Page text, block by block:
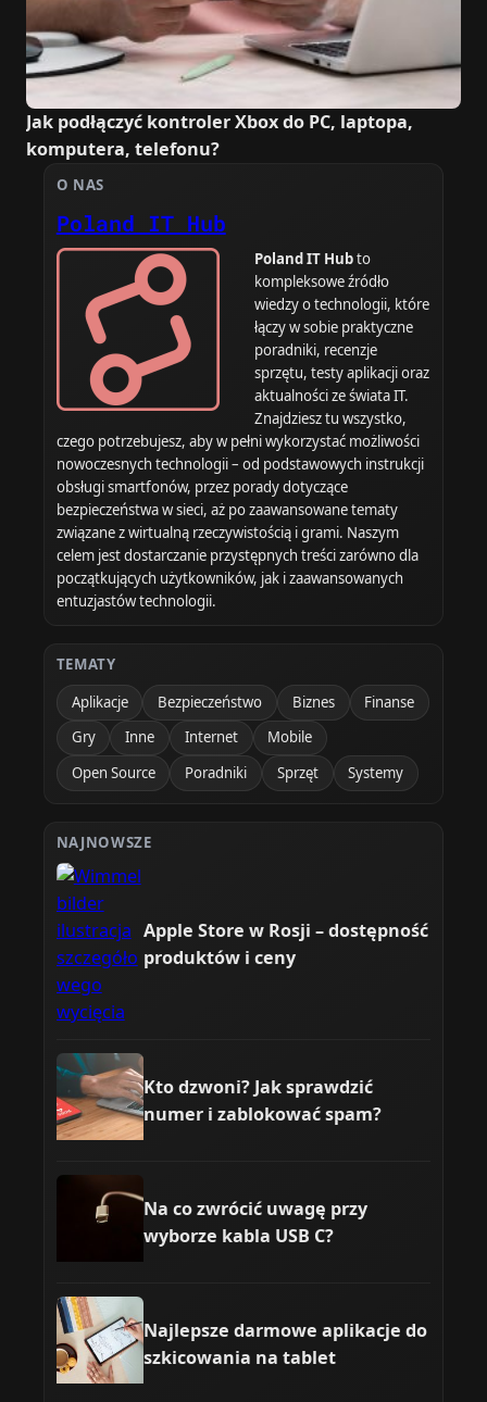
Jak podłączyć kontroler Xbox do PC, laptopa,
komputera, telefonu?
O NAS
Poland IT Hub
Poland IT Hubto
kompleksowe źródło
wiedzy o technologii, które
łączy w sobie praktyczne
poradniki, recenzje
sprzętu, testy aplikacji oraz
aktualności ze świata IT.
Znajdziesz tu wszystko,
czego potrzebujesz, aby w pełni wykorzystać możliwości
nowoczesnych technologii – od podstawowych instrukcji
obsługi smartfonów, przez porady dotyczące
bezpieczeństwa w sieci, aż po zaawansowane tematy
związane z wirtualną rzeczywistością i grami. Naszym
celem jest dostarczanie przystępnych treści zarówno dla
początkujących użytkowników, jak i zaawansowanych
entuzjastów technologii.
TEMATY
Aplikacje
Bezpieczeństwo Biznes
Finanse
Gry
Inne Internet
Mobile
Open Source
Poradniki Sprzęt Systemy
NAJNOWSZE
Apple Store w Rosji – dostępność
produktów i ceny
Kto dzwoni? Jak sprawdzić
numer i zablokować spam?
Na co zwrócić uwagę przy
wyborze kabla USB C?
Najlepsze darmowe aplikacje do
szkicowania na tablet